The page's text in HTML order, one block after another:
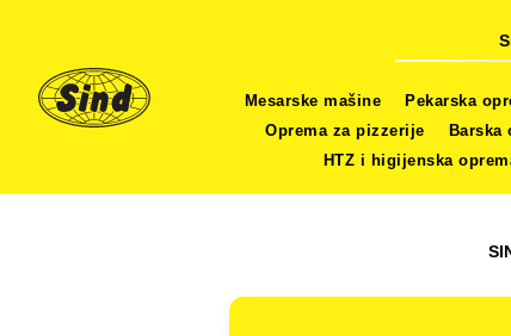
Mesarske mašine Pekarska
Oprema za pizzerije
Barska
HTZ i higijenska